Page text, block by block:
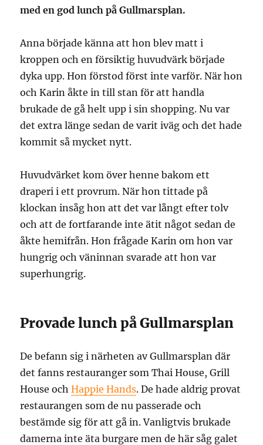
med en god lunch på Gullmarsplan.
Anna började känna att hon blev matt i
kroppen och en försiktig huvudvärk började
dyka upp. Hon förstod först inte varför. När hon
och Karin åkte in till stan för att handla
brukade de gå helt upp i sin shopping. Nu var
det extra länge sedan de varit iväg och det hade
kommit så mycket nytt.
Huvudvärket kom över henne bakom ett
draperi i ett provrum. När hon tittade på
klockan insåg hon att det var långt efter tolv
och att de fortfarande inte ätit något sedan de
åkte hemifrån. Hon frågade Karin om hon var
hungrig och väninnan svarade att hon var
superhungrig.
Provade lunch på Gullmarsplan
De befann sig i närheten av Gullmarsplan där
det fanns restauranger som Thai House, Grill
House ochHappie Hands. De hade aldrig provat
restaurangen som de nu passerade och
bestämde sig för att gå in. Vanligtvis brukade
damerna inte äta burgare men de här såg galet